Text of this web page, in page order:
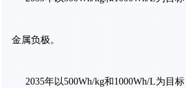
金属负极。
2035年以500Wh/kg和1000Wh/L为目